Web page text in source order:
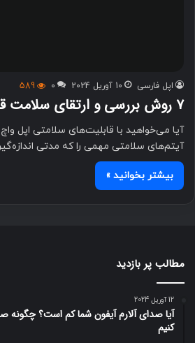
اپل فارسی 10 آوریل 2024 0
589
۷ روش بررسی و ارتقای سلامت قلب با اپل واچ
آیا می‌خواهید با قابلیت‌های سلامتی اپل
آیتم‌های سلامتی مهمی را که مدتی
بیشتر بخوانید »
مطالب پر بازدید
12 آوریل 2024
آیا صدای آلارم آیفون شما کم است؟ چگونه
کنیم